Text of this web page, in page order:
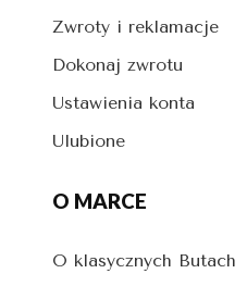
Zwroty i reklamacje
Dokonaj zwrotu
Ustawienia konta
Ulubione
O MARCE
O klasycznych Butach